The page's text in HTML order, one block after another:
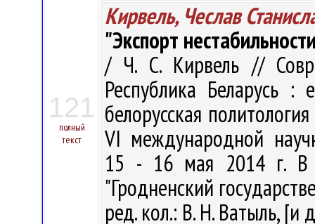
121
полный
текст
Кирвель, Чеслав
"Экспорт
/ Ч. С. Кирвель //
Республика Беларусь :
белорусская
VI международной
15 - 16 мая 2014 г. В
"Гродненский
ред. кол.: В. Н. Ватыль, [и